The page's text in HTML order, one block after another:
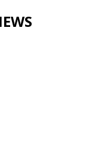
Skip to main content